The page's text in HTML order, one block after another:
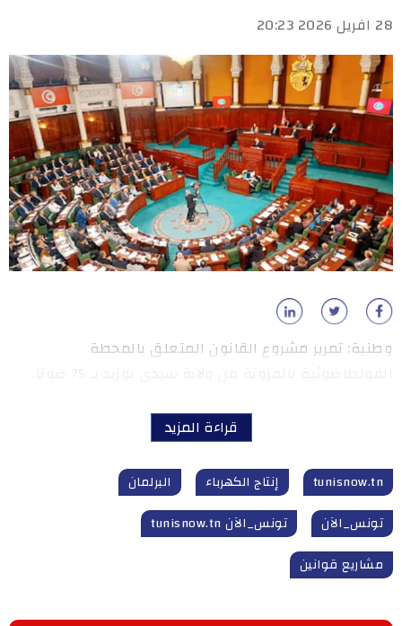
28 افريل 2026 20:23
وطنية: تمرير مشروع القانون المتعلق بالمحطة
قراءة المزيد
tunisnow.tn إنتاج الكهرباء
البرلمان
تونس_الآن
تونس_الآن tunisnow.tn
مشاريع قوانين